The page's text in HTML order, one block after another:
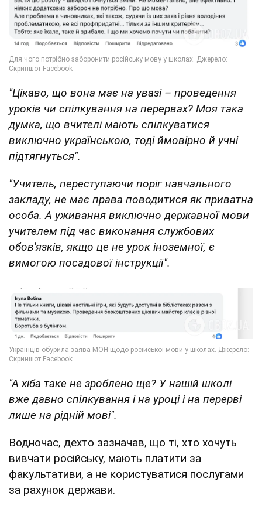
"Цікаво, що вона має на увазі – проведення
уроків чи спілкування на перервах? Моя така
думка, що вчителі мають спілкуватися
виключно українською, тоді ймовірно й учні
підтягнуться".
"Учитель, переступаючи поріг навчального
закладу, не має права поводитися як приватна
особа. А уживання виключно державної мови
учителем під час виконання службових
обов'язків, якщо це не урок іноземної, є
вимогою посадової інструкції".
"А хіба таке не зроблено ще? У нашій школі
вже давно спілкування і на уроці і на перерві
лише на рідній мові".
Водночас, дехто зазначав, що ті, хто хочуть
вивчати російську, мають платити за
факультативи, а не користуватися послугами
за рахунок держави.